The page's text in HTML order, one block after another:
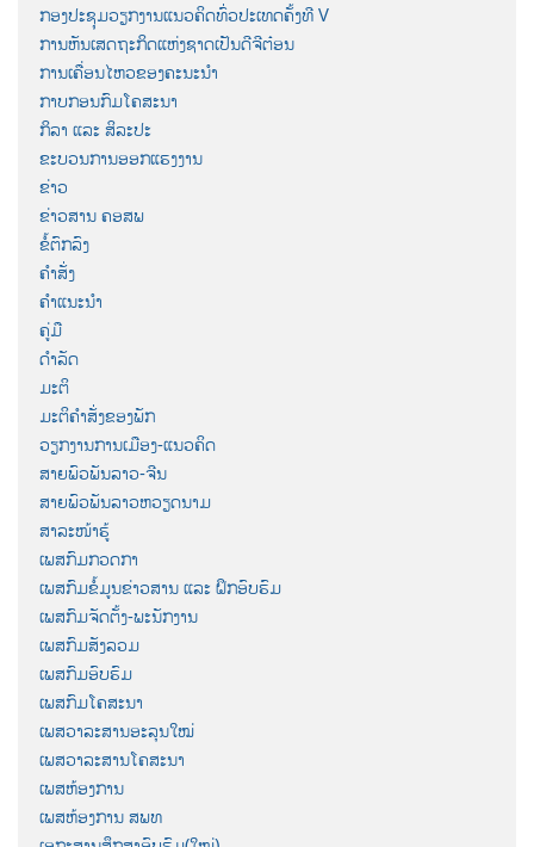
ກອງປະຊຸມວຽກງານແນວຄິດທົ່ວປະເທດຄັ້ງທີ V
ການຫັນເສດຖະກິດແຫ່ງຊາດເປັນດີຈີຕ໋ອນ
ການເຄື່ອນໄຫວຂອງຄະນະນຳ
ກາບກອນກົມໂຄສະນາ
ກິລາ ແລະ ສິລະປະ
ຂະບວນການອອກແຮງງານ
ຂ່າວ
ຂ່າວສານ ຄອສພ
ຂໍ້ຕົກລົງ
ຄຳສັ່ງ
ຄຳແນະນຳ
ຄູ່ມື
ດຳລັດ
ມະຕິ
ມະຕິຄຳສັ່ງຂອງພັກ
ວຽກງານການເມືອງ-ແນວຄິດ
ສາຍພົວພັນລາວ-ຈີນ
ສາຍພົວພັນລາວຫວຽດນາມ
ສາລະໜ້າຮູ້
ເພສກົມກວດກາ
ເພສກົມຂໍ້ມູນຂ່າວສານ ແລະ ຝຶກອົບຮົມ
ເພສກົມຈັດຕັ້ງ-ພະນັກງານ
ເພສກົມສັງລວມ
ເພສກົມອົບຮົມ
ເພສກົມໂຄສະນາ
ເພສວາລະສານອະລຸນໃໝ່
ເພສວາລະສານໂຄສະນາ
ເພສຫ້ອງການ
ເພສຫ້ອງການ ສພທ